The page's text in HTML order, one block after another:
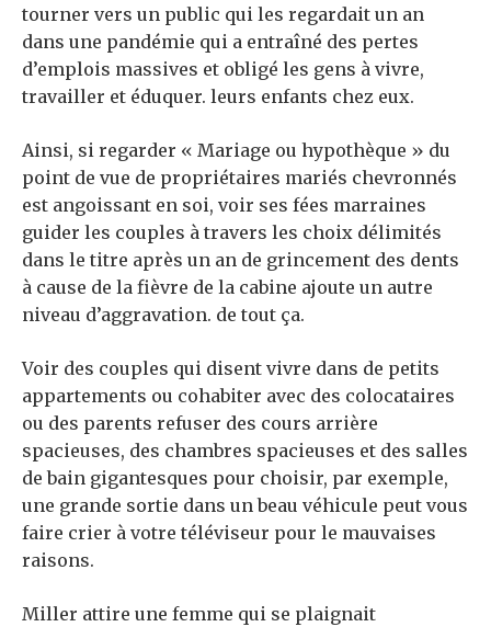
tourner vers un public qui les regardait un an
dans une pandémie qui a entraîné des pertes
d’emplois massives et obligé les gens à vivre,
travailler et éduquer. leurs enfants chez eux.
Ainsi, si regarder « Mariage ou hypothèque » du
point de vue de propriétaires mariés chevronnés
est angoissant en soi, voir ses fées marraines
guider les couples à travers les choix délimités
dans le titre après un an de grincement des dents
à cause de la fièvre de la cabine ajoute un autre
niveau d’aggravation. de tout ça.
Voir des couples qui disent vivre dans de petits
appartements ou cohabiter avec des colocataires
ou des parents refuser des cours arrière
spacieuses, des chambres spacieuses et des salles
de bain gigantesques pour choisir, par exemple,
une grande sortie dans un beau véhicule peut vous
faire crier à votre téléviseur pour le mauvaises
raisons.
Miller attire une femme qui se plaignait